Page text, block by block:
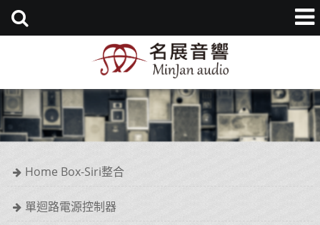
Home Box-Siri整合
單迴路電源控制器